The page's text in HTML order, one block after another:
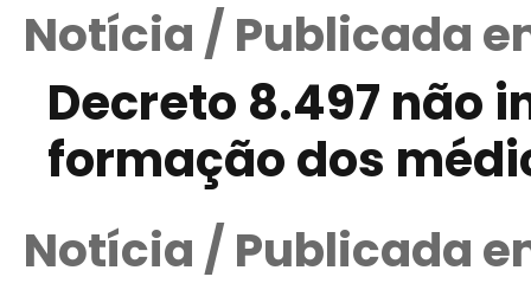
Notícia / Publicada
Decreto 8.497 não
formação dos
Notícia / Publicada